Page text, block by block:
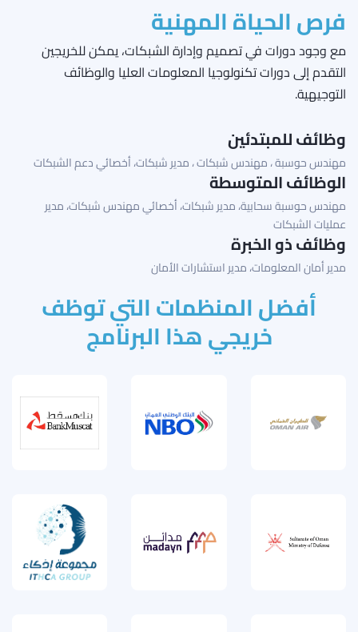
فرص الحياة المهنية
مع وجود دورات في تصميم وإدارة الشبكات، يمكن للخريجين
التقدم إلى دورات تكنولوجيا المعلومات العليا والوظائف
التوجيهية.
وظائف للمبتدئين
مهندس حوسبة ، مهندس شبكات ، مدير شبكات، أخصائي دعم الشبكات
الوظائف المتوسطة
مهندس حوسبة سحابية، مدير شبكات، أخصائي مهندس شبكات، مدير
عمليات الشبكات
وظائف ذو الخبرة
مدير أمان المعلومات، مدير استشارات الأمان
أفضل المنظمات التي توظف
خريجي هذا البرنامج